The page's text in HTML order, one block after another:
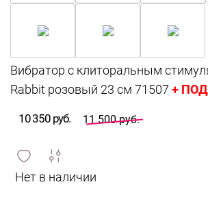
+
10 350 руб. 11 500 руб.
и
сравнить
ИЗБРАННОЕ